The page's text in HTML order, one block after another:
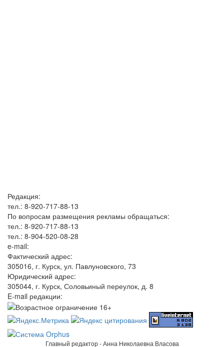
Редакция:
тел.: 8-920-717-88-13
По вопросам размещения рекламы обращаться:
тел.: 8-920-717-88-13
тел.: 8-904-520-08-28
e-mail:
Фактический адрес:
305016, г. Курск, ул. Павлуновского, 73
Юридический адрес:
305044, г. Курск, Соловьиный переулок, д. 8
E-mail редакции:
Главный редактор - Анна Николаевна Власова